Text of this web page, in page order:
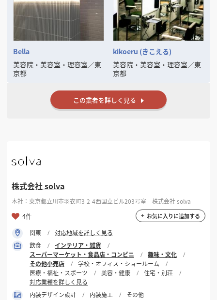
Bella
美容院・美容室・理容室／東
京都
kikoeru (きこえる)
美容院・美容室・理容室／東
京都
この業者を詳しく見る
株式会社 solva
本社：東京都立川市羽衣町3-2-4西国立ビル203号室 株式会社 solva
4件 お気に入りに追加する
関東
対応地域を詳しく見る
飲食
インテリア・雑貨
スーパーマーケット・食品店・コンビニ
趣味・文化
その他小売店
学校・オフィス・ショールーム
医療・福祉・スポーツ
美容・健康
住宅・別荘
対応業種を詳しく見る
内装デザイン設計
内装施工 その他